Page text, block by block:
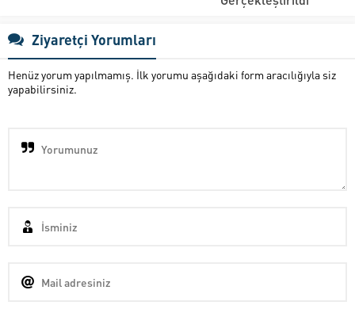
Ziyaretçi Yorumları
Henüz yorum yapılmamış. İlk yorumu aşağıdaki form aracılığıyla siz
yapabilirsiniz.